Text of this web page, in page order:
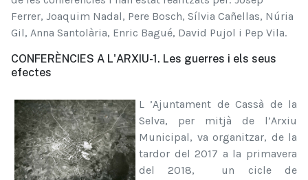
Ferrer, Joaquim Nadal, Pere Bosch, Sílvia Cañellas, Núria
Gil, Anna Santolària, Enric Bagué, David Pujol i Pep Vila.
CONFERÈNCIES A L'ARXIU-1. Les guerres i els seus
efectes
L ’Ajuntament de Cassà de la
Selva, per mitjà de l’Arxiu
Municipal, va organitzar, de la
tardor del 2017 a la primavera
del 2018, un cicle de